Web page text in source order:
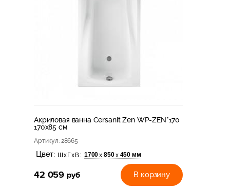
Акриловая ванна Cersanit Zen WP-ZEN*170
170x85 см
Артикул: 28665
Цвет: ШхГхВ: 1700х 850х 450 мм
42 059 руб В корзину